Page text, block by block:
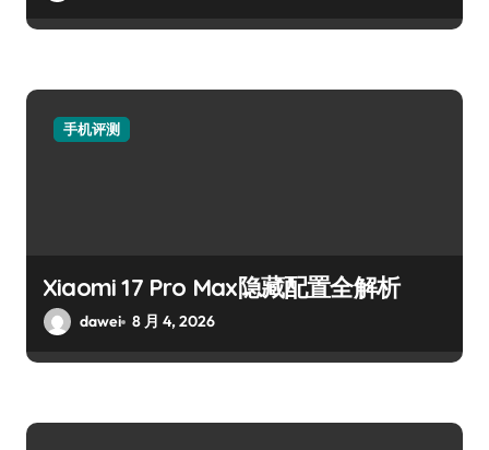
手机评测
Xiaomi 17 Pro Max隐藏配置全解析
dawei 8 月 4, 2026